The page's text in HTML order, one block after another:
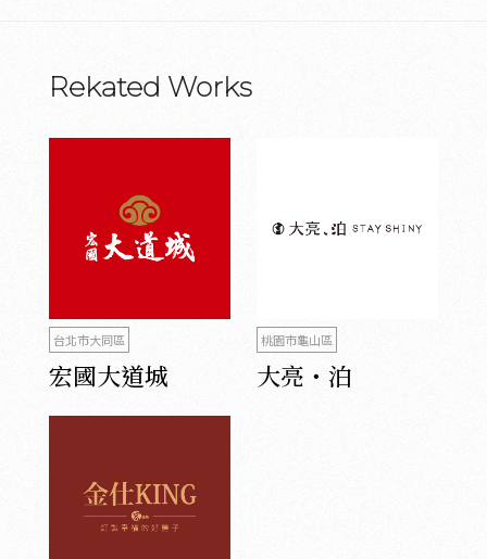
Rekated Works
台北市大同區
宏國大道城
桃園市龜山區
大亮・泊